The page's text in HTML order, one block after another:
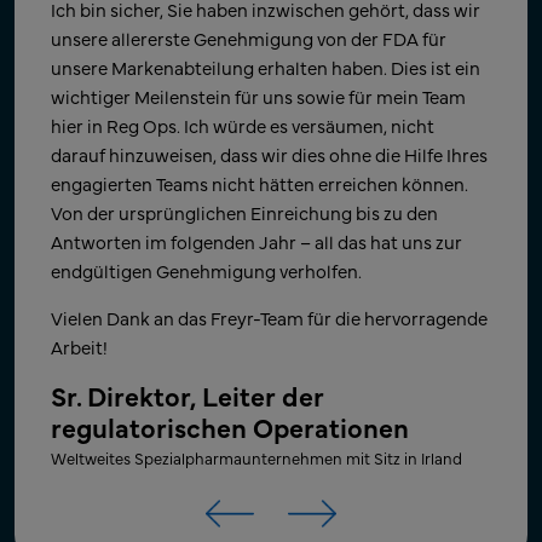
Die ANDA-Bestätigung ist eingegangen! Vielen Dank
für Ihre harte Arbeit, Geduld und Unterstützung
unserer Arbeit in den letzten Monaten. Wir freuen
uns sehr, dass wir den Zeitplan einhalten und ein
wichtiges Unternehmensziel unseres jungen
Unternehmens erreichen konnten. ​
Nochmals vielen Dank, und wir freuen uns auf die
Zusammenarbeit mit Ihrem Team beim nächsten
Projekt!
Senior Director für Geschäfts- und
Produktentwicklung​
Pharmaunternehmen
Vielen Dank für die rechtzeitige Unterstützung am
Wochenende, die es uns ermöglichte, nach der
Benachrichtigung schnell erneut einzureichen. Dies
zeigt kontinuierlich Frey's Engagement für die
Meilensteine unseres Unternehmens.
Direktor – Globale regulatorische
Angelegenheiten – Operatives
Geschäft
Weltweit führendes Generika-Pharmaunternehmen mit Sitz
in Indien
Ich bin sicher, Sie haben inzwischen gehört, dass wir
unsere allererste Genehmigung von der FDA für
unsere Markenabteilung erhalten haben. Dies ist ein
wichtiger Meilenstein für uns sowie für mein Team
hier in Reg Ops. Ich würde es versäumen, nicht
darauf hinzuweisen, dass wir dies ohne die Hilfe Ihres
engagierten Teams nicht hätten erreichen können.
Von der ursprünglichen Einreichung bis zu den
Antworten im folgenden Jahr – all das hat uns zur
endgültigen Genehmigung verholfen.
Vielen Dank an das Freyr-Team für die hervorragende
Arbeit!
Sr. Direktor, Leiter der
regulatorischen Operationen
Weltweites Spezialpharmaunternehmen mit Sitz in Irland